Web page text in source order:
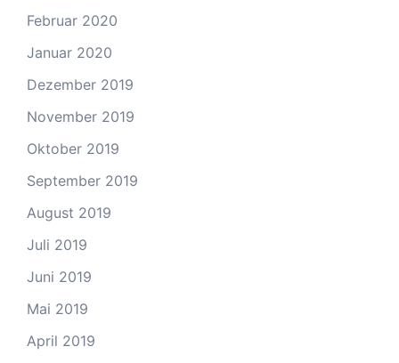
Februar 2020
Januar 2020
Dezember 2019
November 2019
Oktober 2019
September 2019
August 2019
Juli 2019
Juni 2019
Mai 2019
April 2019